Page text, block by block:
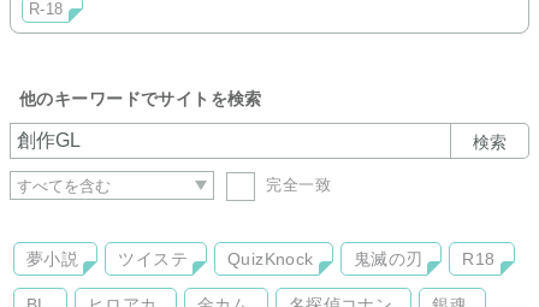
R-18
他のキーワードでサイトを検索
検索
完全一致
夢小説 ツイステ QuizKnock 鬼滅の刃 R18